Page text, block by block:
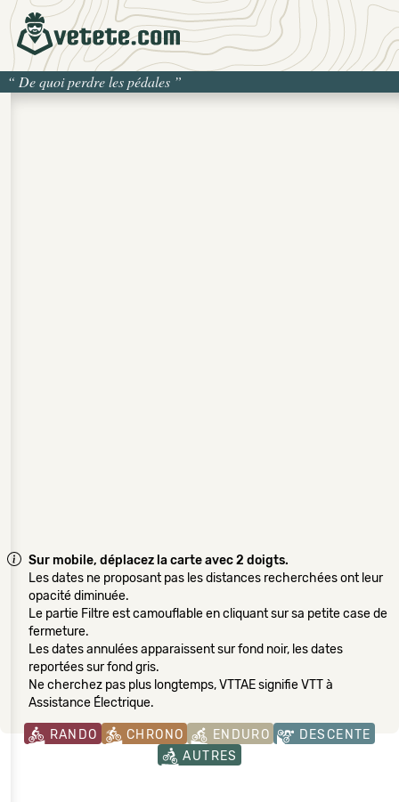
“ De quoi perdre les pédales ”
Sur mobile, déplacez la carte avec 2 doigts.
Les dates ne proposant pas les distances recherchées ont leur
opacité diminuée.
Le partie Filtre est camouflable en cliquant sur sa petite case de
fermeture.
Les dates annulées apparaissent sur fond noir, les dates
reportées sur fond gris.
Ne cherchez pas plus longtemps, VTTAE signifie VTT à
Assistance Électrique.
RANDO CHRONO ENDURO
DESCENTE
AUTRES